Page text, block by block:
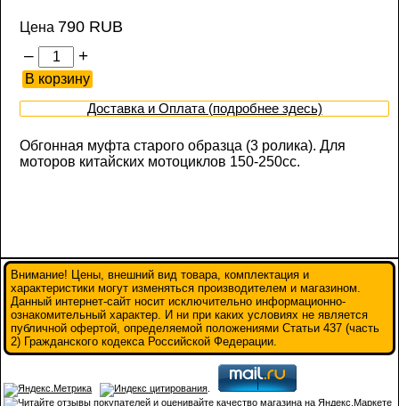
Цена 790 RUB
– +
Доставка и Оплата (подробнее здесь)
Обгонная муфта старого образца (3 ролика). Для
моторов китайских мотоциклов 150-250сс.
Внимание! Цены, внешний вид товара, комплектация и
характеристики могут изменяться производителем и магазином.
Данный интернет-сайт носит исключительно информационно-
ознакомительный характер. И ни при каких условиях не является
публичной офертой, определяемой положениями Статьи 437 (часть
2) Гражданского кодекса Российской Федерации.